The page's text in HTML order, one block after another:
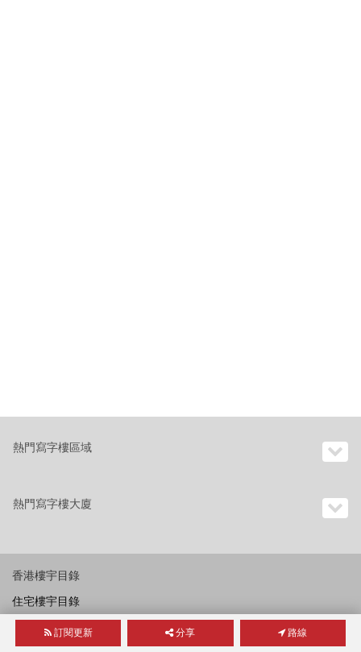
訂閱更新 分享 路線
熱門寫字樓區域
熱門寫字樓大廈
香港樓宇目錄
住宅樓宇目錄
商業樓宇目錄